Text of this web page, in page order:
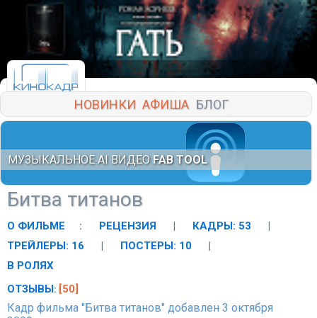
НОВИНКИ АФИША БЛОГ
МУЗЫКАЛЬНОЕ AI ВИДЕО FAB TOOL
Битва титанов
О ФИЛЬМЕ : РЕЦЕНЗИЯ | КАДРЫ: 53
|
ТРЕЙЛЕРЫ: 16
| ПОСТЕРЫ: 10
|
В РОЛЯХ
ОТЗЫВЫ: [50]
Кадр фильма "Битва титанов" добавлен 3 октября